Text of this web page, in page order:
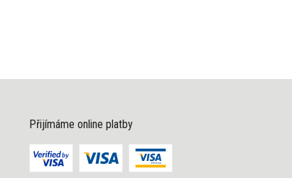
Přijímáme online platby